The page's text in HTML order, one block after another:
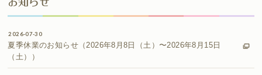
2026-07-30
夏季休業のお知らせ（2026年8月8日（土）〜2026年8月15日
（土））